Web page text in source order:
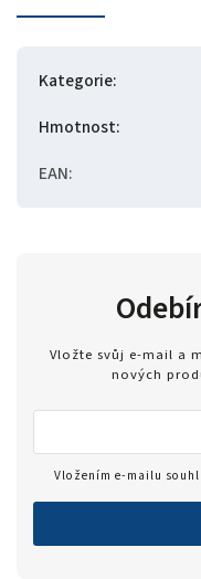
Kategorie:
Hmotnost:
EAN:
Vložte svůj e-mail a
nových
Vložením e-mailu